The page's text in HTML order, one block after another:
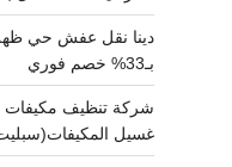
دينا نقل عفش حي
بـ33% خصم فوري
غسيل